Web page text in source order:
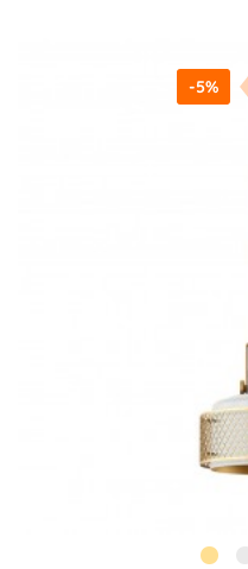
-5%